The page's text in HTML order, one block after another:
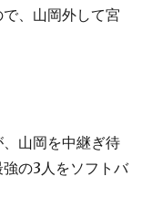
、山岡外して宮
山岡を中継ぎ待
の3人をソフトバ